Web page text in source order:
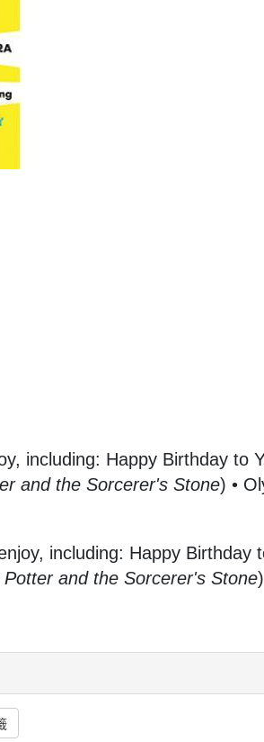
including: Happy Birthday to
and the Sorcerer's Stone) •
including: Happy Birthday
Potter and the Sorcerer's Stone